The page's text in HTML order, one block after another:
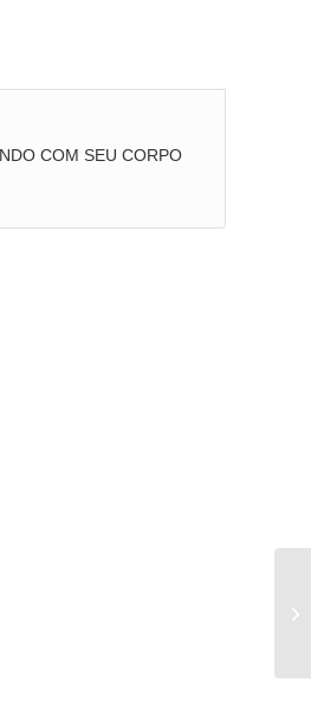
COM SEU CORPO